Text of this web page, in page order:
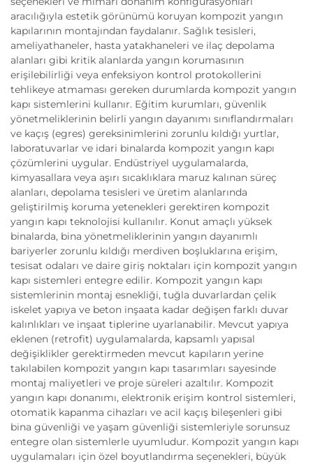
aracılığıyla estetik görünümü koruyan kompozit yangın
kapılarının montajından faydalanır. Sağlık tesisleri,
ameliyathaneler, hasta yatakhaneleri ve ilaç depolama
alanları gibi kritik alanlarda yangın korumasının
erişilebilirliği veya enfeksiyon kontrol protokollerini
tehlikeye atmaması gereken durumlarda kompozit yangın
kapı sistemlerini kullanır. Eğitim kurumları, güvenlik
yönetmeliklerinin belirli yangın dayanımı sınıflandırmaları
ve kaçış (egres) gereksinimlerini zorunlu kıldığı yurtlar,
laboratuvarlar ve idari binalarda kompozit yangın kapı
çözümlerini uygular. Endüstriyel uygulamalarda,
kimyasallara veya aşırı sıcaklıklara maruz kalınan süreç
alanları, depolama tesisleri ve üretim alanlarında
geliştirilmiş koruma yetenekleri gerektiren kompozit
yangın kapı teknolojisi kullanılır. Konut amaçlı yüksek
binalarda, bina yönetmeliklerinin yangın dayanımlı
bariyerler zorunlu kıldığı merdiven boşluklarına erişim,
tesisat odaları ve daire giriş noktaları için kompozit yangın
kapı sistemleri entegre edilir. Kompozit yangın kapı
sistemlerinin montaj esnekliği, tuğla duvarlardan çelik
iskelet yapıya ve beton inşaata kadar değişen farklı duvar
kalınlıkları ve inşaat tiplerine uyarlanabilir. Mevcut yapıya
eklenen (retrofit) uygulamalarda, kapsamlı yapısal
değişiklikler gerektirmeden mevcut kapıların yerine
takılabilen kompozit yangın kapı tasarımları sayesinde
montaj maliyetleri ve proje süreleri azaltılır. Kompozit
yangın kapı donanımı, elektronik erişim kontrol sistemleri,
otomatik kapanma cihazları ve acil kaçış bileşenleri gibi
bina güvenliği ve yaşam güvenliği sistemleriyle sorunsuz
entegre olan sistemlerle uyumludur. Kompozit yangın kapı
uygulamaları için özel boyutlandırma seçenekleri, büyük